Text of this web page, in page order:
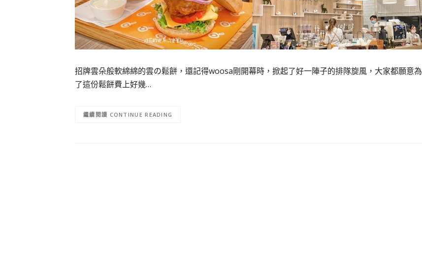
招牌雲朵般軟綿綿的雲の鬆餅，還記得woosa剛開幕時，掀起了好一陣子的排隊旋風，大家都願意為
了這份鬆餅費上好幾…
CONTINUE READING